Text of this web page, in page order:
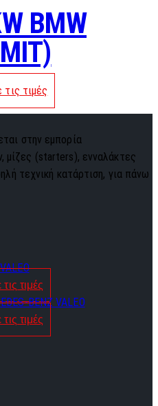
BMW
τις τιμές
στην εμπορία
μίζες (starters), ενναλάκτες
τεχνική κατάρτιση, για πάνω
τιμές
BENZ VALEO
τιμές